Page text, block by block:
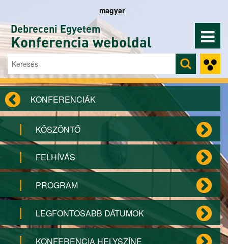
magyar
Debreceni Egyetem
Konferencia weboldal
Keresés űrlap
Keresés
KONFERENCIÁK
KÖSZÖNTŐ
FELHÍVÁS
PROGRAM
LEGFONTOSABB DÁTUMOK
KONFERENCIA HELYSZÍNE